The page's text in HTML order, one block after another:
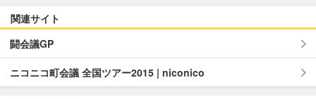
関連サイト
闘会議GP
ニコニコ町会議 全国ツアー2015 | niconico